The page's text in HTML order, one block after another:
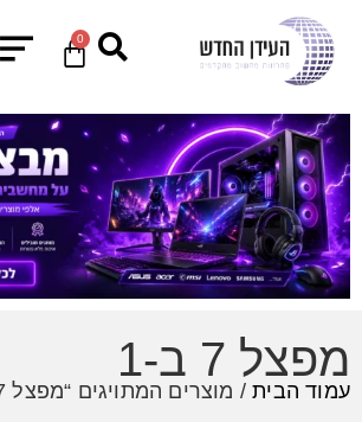
0
מפצל 7 ב-1
עמוד הבית/ מוצרים המתויגים “מפצל 7 ב-1”